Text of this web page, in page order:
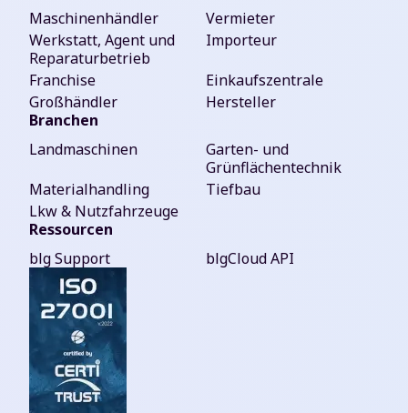
Maschinenhändler
Vermieter
Werkstatt, Agent und
Reparaturbetrieb
Importeur
Franchise
Einkaufszentrale
Großhändler
Hersteller
Branchen
Landmaschinen
Garten- und
Grünflächentechnik
Materialhandling
Tiefbau
Lkw & Nutzfahrzeuge
Ressourcen
blg Support
blgCloud API